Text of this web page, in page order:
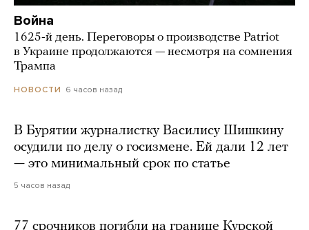
Война
1625-й день. Переговоры о производстве Patriot
в Украине продолжаются — несмотря на сомнения
Трампа
НОВОСТИ 6 часов назад
В Бурятии журналистку Василису Шишкину
осудили по делу о госизмене. Ей дали 12 лет
— это минимальный срок по статье
5 часов назад
77 срочников погибли на границе Курской